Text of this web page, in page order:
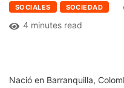
SOCIALES SOCIEDAD
4 minutes read
Nació en Barranquilla,